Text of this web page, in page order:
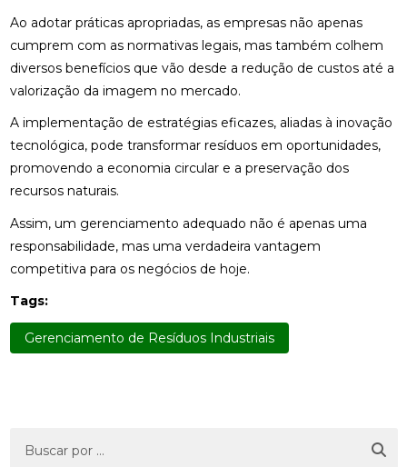
Ao adotar práticas apropriadas, as empresas não apenas
cumprem com as normativas legais, mas também colhem
diversos benefícios que vão desde a redução de custos até a
valorização da imagem no mercado.
A implementação de estratégias eficazes, aliadas à inovação
tecnológica, pode transformar resíduos em oportunidades,
promovendo a economia circular e a preservação dos
recursos naturais.
Assim, um gerenciamento adequado não é apenas uma
responsabilidade, mas uma verdadeira vantagem
competitiva para os negócios de hoje.
Tags:
Gerenciamento de Resíduos Industriais